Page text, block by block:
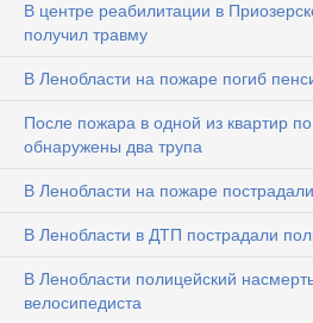
В центре реабилитации в
получил травму
В Ленобласти на пожаре погиб
После пожара в одной из квартир
обнаружены два трупа
В Ленобласти на пожаре
В Ленобласти в ДТП пострадали
В Ленобласти полицейский
велосипедиста